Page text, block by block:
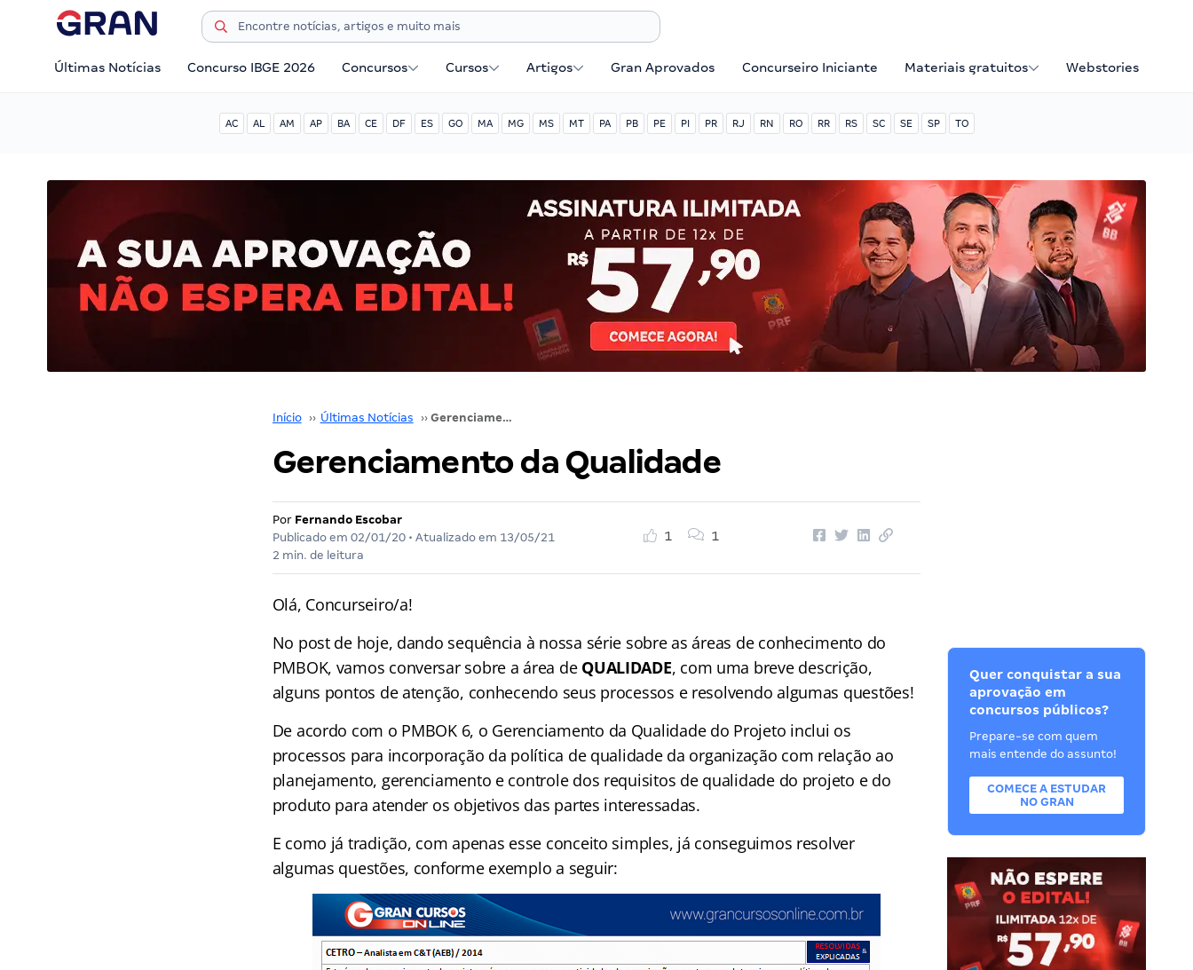
Últimas Notícias Concurso IBGE 2026 Concursos Cursos Artigos Gran Aprovados Concurseiro Iniciante Materiais gratuitos Webstories
AC AL AM AP BA CE DF ES GO MA MG MS MT PA PB PE PI PR RJ RN RO RR RS SC SE SP TO
Início ›› Últimas Notícias ›› Gerenciamento da Qualidade
Gerenciamento da Qualidade
Por Fernando Escobar
Publicado em 02/01/20• Atualizado em 13/05/21
2 min. de leitura
1 1
Olá, Concurseiro/a!
No post de hoje, dando sequência à nossa série sobre as áreas de conhecimento do
PMBOK, vamos conversar sobre a área de QUALIDADE, com uma breve descrição,
alguns pontos de atenção, conhecendo seus processos e resolvendo algumas questões!
De acordo com o PMBOK 6, o Gerenciamento da Qualidade do Projeto inclui os
processos para incorporação da política de qualidade da organização com relação ao
planejamento, gerenciamento e controle dos requisitos de qualidade do projeto e do
produto para atender os objetivos das partes interessadas.
E como já tradição, com apenas esse conceito simples, já conseguimos resolver
algumas questões, conforme exemplo a seguir:
Quer conquistar a sua
aprovação em
concursos públicos?
Prepare-se com quem
mais entende do assunto!
COMECE A ESTUDAR
NO GRAN